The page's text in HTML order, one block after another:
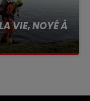
VIE, NOYÉ À